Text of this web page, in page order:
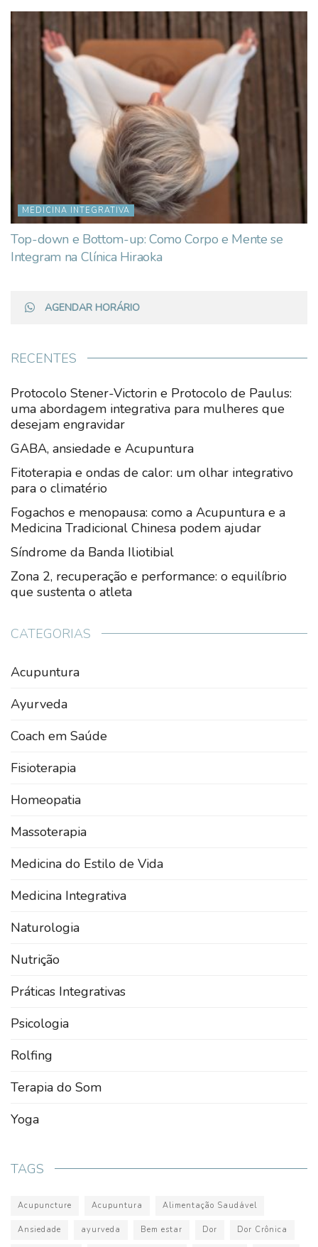
MEDICINA INTEGRATIVA
Top-down e Bottom-up: Como Corpo e Mente se
Integram na Clínica Hiraoka
AGENDAR HORÁRIO
RECENTES
Protocolo Stener-Victorin e Protocolo de Paulus:
uma abordagem integrativa para mulheres que
desejam engravidar
GABA, ansiedade e Acupuntura
Fitoterapia e ondas de calor: um olhar integrativo
para o climatério
Fogachos e menopausa: como a Acupuntura e a
Medicina Tradicional Chinesa podem ajudar
Síndrome da Banda Iliotibial
Zona 2, recuperação e performance: o equilíbrio
que sustenta o atleta
CATEGORIAS
Acupuntura
Ayurveda
Coach em Saúde
Fisioterapia
Homeopatia
Massoterapia
Medicina do Estilo de Vida
Medicina Integrativa
Naturologia
Nutrição
Práticas Integrativas
Psicologia
Rolfing
Terapia do Som
Yoga
TAGS
Acupuncture Acupuntura Alimentação Saudável
Ansiedade ayurveda Bem estar Dor Dor Crônica